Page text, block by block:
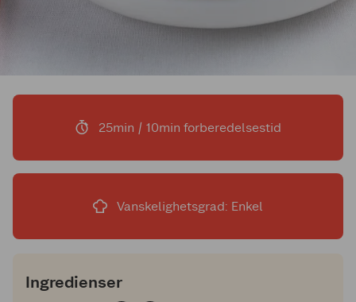
25min / 10min forberedelsestid
Vanskelighetsgrad: Enkel
Ingredienser